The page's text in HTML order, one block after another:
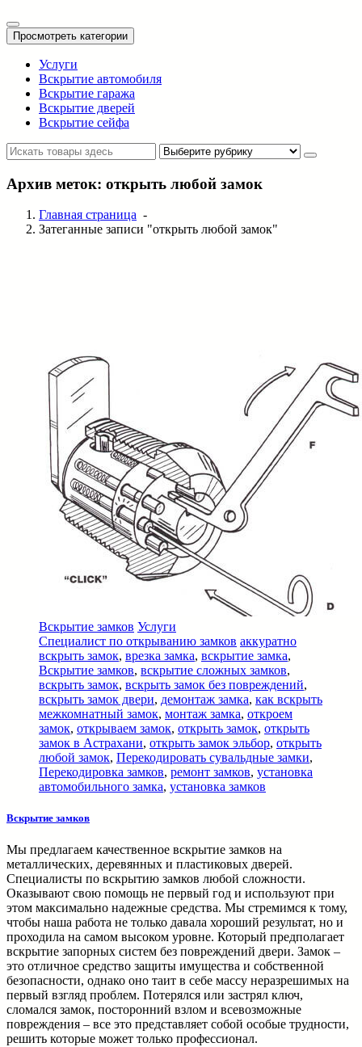
Просмотреть категории
Услуги
Вскрытие автомобиля
Вскрытие гаража
Вскрытие дверей
Вскрытие сейфа
Архив меток: открыть любой замок
Главная страница -
Затеганные записи "открыть любой замок"
Вскрытие замков Услуги
Специалист по открыванию замков аккуратно
вскрыть замок, врезка замка, вскрытие замка,
Вскрытие замков, вскрытие сложных замков,
вскрыть замок, вскрыть замок без повреждений,
вскрыть замок двери, демонтаж замка, как вскрыть
межкомнатный замок, монтаж замка, откроем
замок, открываем замок, открыть замок, открыть
замок в Астрахани, открыть замок эльбор, открыть
любой замок, Перекодировать сувальдные замки,
Перекодировка замков, ремонт замков, установка
автомобильного замка, установка замков
Вскрытие замков
Мы предлагаем качественное вскрытие замков на
металлических, деревянных и пластиковых дверей.
Специалисты по вскрытию замков любой сложности.
Оказывают свою помощь не первый год и используют при
этом максимально надежные средства. Мы стремимся к тому,
чтобы наша работа не только давала хороший результат, но и
проходила на самом высоком уровне. Который предполагает
вскрытие запорных систем без повреждений двери. Замок –
это отличное средство защиты имущества и собственной
безопасности, однако оно таит в себе массу неразрешимых на
первый взгляд проблем. Потерялся или застрял ключ,
сломался замок, посторонний взлом и всевозможные
повреждения – все это представляет собой особые трудности,
решить которые может только профессионал.